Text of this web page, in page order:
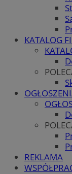
KATALOG
REKLAMA